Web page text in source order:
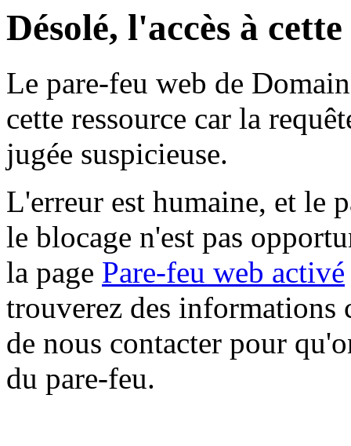
Désolé, l'accès à
Le pare-feu web de
cette ressource car la
jugée suspicieuse.
L'erreur est humaine, et le
le blocage n'est pas
la page Pare-feu web activé
trouverez des informations
de nous contacter pour
du pare-feu.